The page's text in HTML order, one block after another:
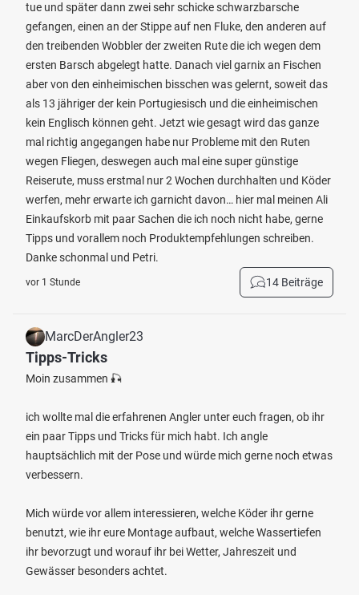
tue und später dann zwei sehr schicke schwarzbarsche
gefangen, einen an der Stippe auf nen Fluke, den anderen auf
den treibenden Wobbler der zweiten Rute die ich wegen dem
ersten Barsch abgelegt hatte. Danach viel garnix an Fischen
aber von den einheimischen bisschen was gelernt, soweit das
als 13 jähriger der kein Portugiesisch und die einheimischen
kein Englisch können geht. Jetzt wie gesagt wird das ganze
mal richtig angegangen habe nur Probleme mit den Ruten
wegen Fliegen, deswegen auch mal eine super günstige
Reiserute, muss erstmal nur 2 Wochen durchhalten und Köder
werfen, mehr erwarte ich garnicht davon… hier mal meinen Ali
Einkaufskorb mit paar Sachen die ich noch nicht habe, gerne
Tipps und vorallem noch Produktempfehlungen schreiben.
Danke schonmal und Petri.
vor 1 Stunde 14 Beiträge
MarcDerAngler23
Tipps-Tricks
Moin zusammen 🎣
ich wollte mal die erfahrenen Angler unter euch fragen, ob ihr
ein paar Tipps und Tricks für mich habt. Ich angle
hauptsächlich mit der Pose und würde mich gerne noch etwas
verbessern.
Mich würde vor allem interessieren, welche Köder ihr gerne
benutzt, wie ihr eure Montage aufbaut, welche Wassertiefen
ihr bevorzugt und worauf ihr bei Wetter, Jahreszeit und
Gewässer besonders achtet.